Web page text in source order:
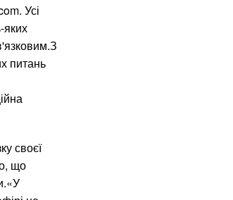
Усі
яких
питань
своєї
що